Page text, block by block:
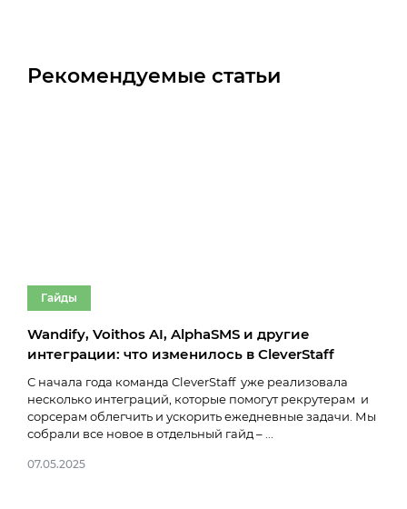
Рекомендуемые статьи
Гайды
Wandify, Voithos AI, AlphaSMS и другие
интеграции: что изменилось в CleverStaff
С начала года команда CleverStaff уже реализовала
несколько интеграций, которые помогут рекрутерам и
сорсерам облегчить и ускорить ежедневные задачи. Мы
собрали все новое в отдельный гайд – ...
07.05.2025